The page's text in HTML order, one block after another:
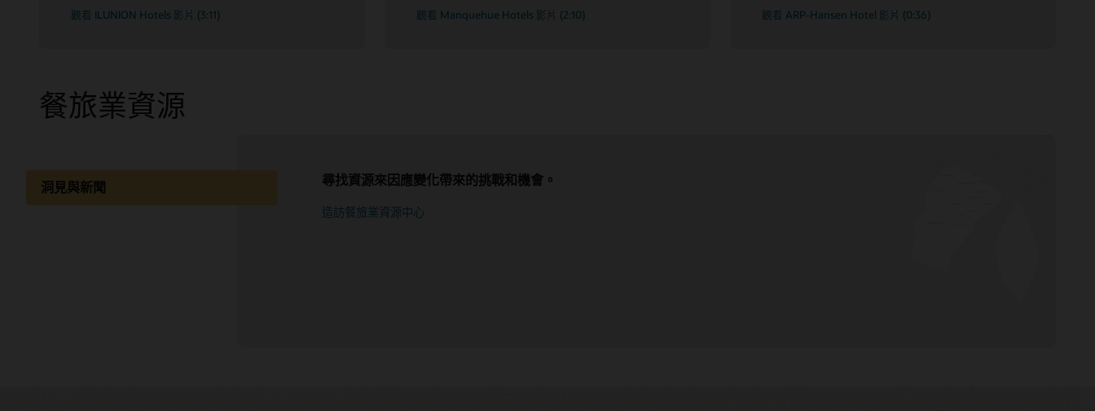
觀看 ILUNION Hotels 影片 (3:11) 觀看 Manquehue Hotels 影片 (2:10) 觀看 ARP-Hansen Hotel 影片 (0:36)
餐旅業資源
洞見與新聞 尋找資源來因應變化帶來的挑戰和機會。
造訪餐旅業資源中心
獲取合作夥伴、服務和整合服務，以適應新趨勢並滿足
觀看網路廣播或聆聽播客，瞭解最新的市場趨勢、新產
巧。
瞭解每個解決方案版本的新功能。
參閱版本注意事項